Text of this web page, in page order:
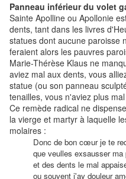
Panneau inférieur du volet
Sainte Apolline ou Apollonie
dents, tant dans les livres
statues dont aucune paroisse
feraient alors les pauvres
Marie-Thérèse Klaus ne
aviez mal aux dents, vous
statue (ou son panneau
tenailles, vous n'aviez plus
Ce remède radical ne
la vierge et martyr à laquelle
molaires :
Donc de bon cœur je te
que veulles exsausser ma
et des dents le mal
ou souvent j'ay douleur